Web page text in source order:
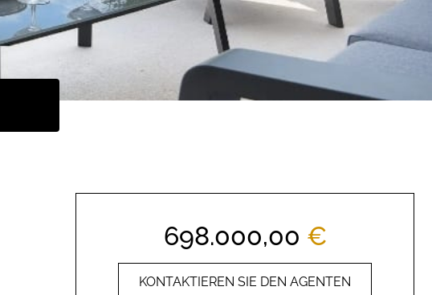
698.000,00 €
KONTAKTIEREN SIE DEN AGENTEN